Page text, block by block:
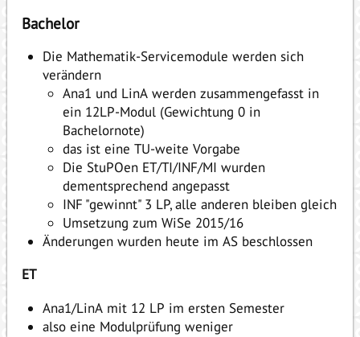
Bachelor
Die Mathematik-Servicemodule werden sich
verändern
Ana1 und LinA werden zusammengefasst in
ein 12LP-Modul (Gewichtung 0 in
Bachelornote)
das ist eine TU-weite Vorgabe
Die StuPOen ET/TI/INF/MI wurden
dementsprechend angepasst
INF "gewinnt" 3 LP, alle anderen bleiben gleich
Umsetzung zum WiSe 2015/16
Änderungen wurden heute im AS beschlossen
ET
Ana1/LinA mit 12 LP im ersten Semester
also eine Modulprüfung weniger